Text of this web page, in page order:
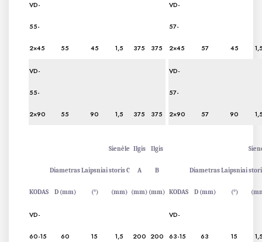
VD-
55-
2×45 55 45 1,5 375 375
VD-
57-
2×45 57 45
VD-
55-
2×90 55 90 1,5 375 375
VD-
57-
2×90 57 90
KODAS
Diametras
D (mm)
Laipsniai
(°)
Sienėle
storis C
(mm)
Ilgis
A
(mm)
Ilgis
B
(mm) KODAS
Diametras
D (mm)
Laipsniai
(°)
VD-
60-15 60 15 1,5 200 200
VD-
63-15 63 15